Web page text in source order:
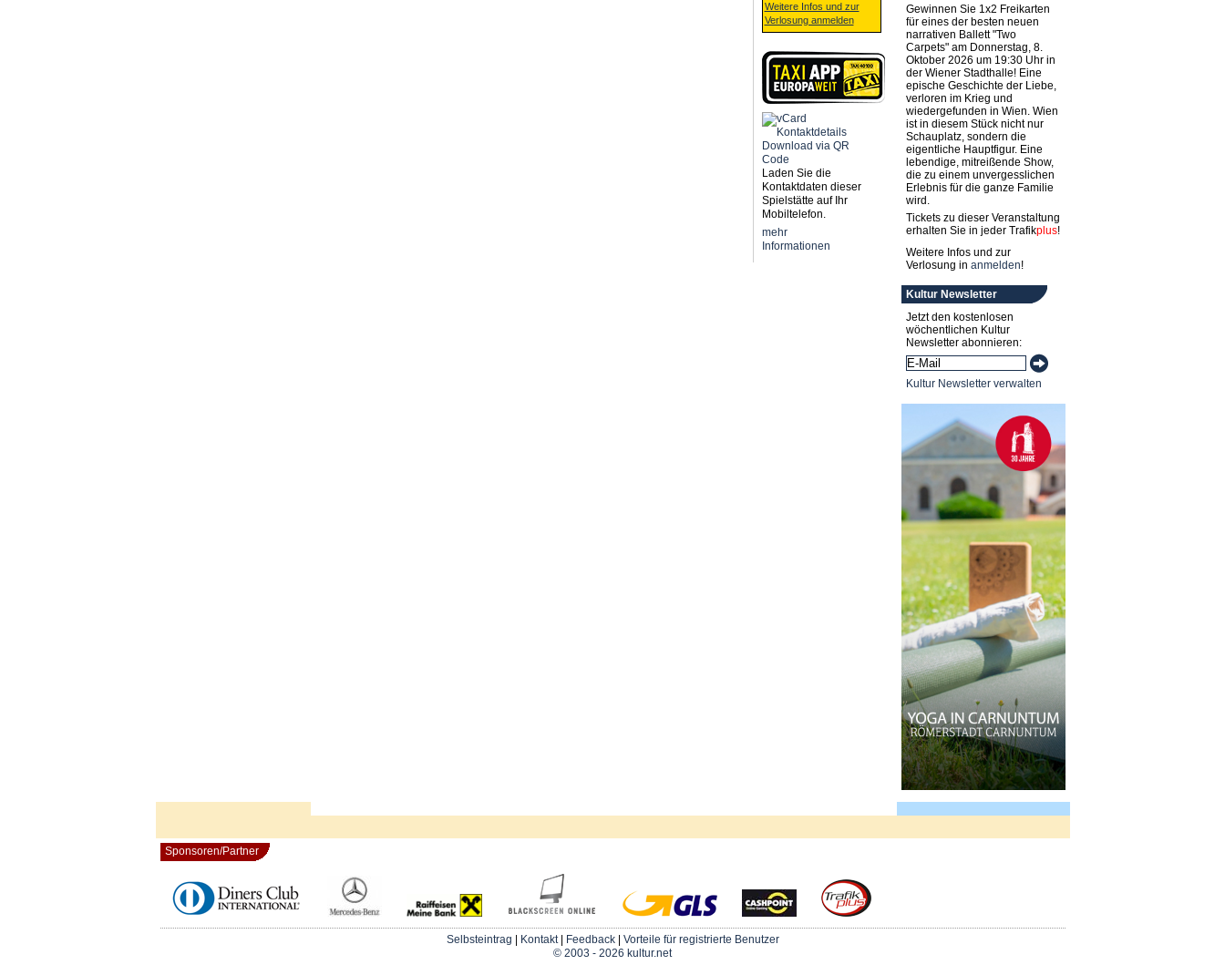
Weitere Infos und zur
Verlosung anmelden
Laden Sie die
Kontaktdaten dieser
Spielstätte auf Ihr
Mobiltelefon.
mehr
Informationen
Gewinnen Sie 1x2 Freikarten
für eines der besten neuen
narrativen Ballett "Two
Carpets" am Donnerstag, 8.
Oktober 2026 um 19:30 Uhr in
der Wiener Stadthalle! Eine
epische Geschichte der Liebe,
verloren im Krieg und
wiedergefunden in Wien. Wien
ist in diesem Stück nicht nur
Schauplatz, sondern die
eigentliche Hauptfigur. Eine
lebendige, mitreißende Show,
die zu einem unvergesslichen
Erlebnis für die ganze Familie
wird.
Tickets zu dieser Veranstaltung
erhalten Sie in jeder Trafikplus!
Weitere Infos und zur
Verlosung in anmelden!
Kultur Newsletter
Jetzt den kostenlosen
wöchentlichen Kultur
Newsletter abonnieren:
Kultur Newsletter verwalten
Sponsoren/Partner
Selbsteintrag Kontakt| Feedback| Vorteile für registrierte Benutzer
© 2003 - 2026 kultur.net